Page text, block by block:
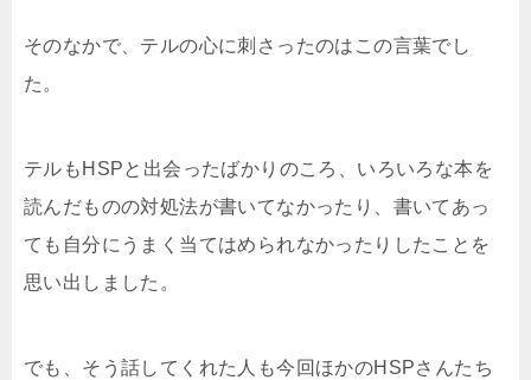
そのなかで、テルの心に刺さったのはこの言葉でし
た。
テルもHSPと出会ったばかりのころ、いろいろな本を
読んだものの対処法が書いてなかったり、書いてあっ
ても自分にうまく当てはめられなかったりしたことを
思い出しました。
でも、そう話してくれた人も今回ほかのHSPさんたち